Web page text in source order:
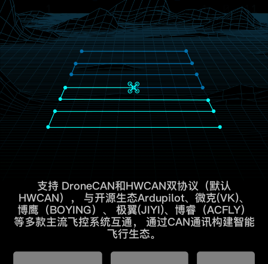
支持 DroneCAN和HWCAN双协议（默认
HWCAN），
与开源生态Ardupilot、微克(VK)、
博鹰（BOYING）、
极翼(JIYI)、博睿（ACFLY）
等多款主流飞控系统互通，
通过CAN通讯构建智能
飞行生态。